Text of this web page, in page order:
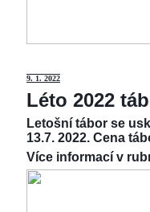
9. 1. 2022
Léto 2022
Letošní tábor se
13.7. 2022. Cena
Více informací v